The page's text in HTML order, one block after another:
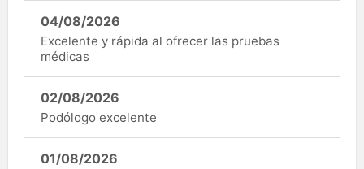
04/08/2026
Excelente y rápida al ofrecer las pruebas
médicas
02/08/2026
Podólogo excelente
01/08/2026